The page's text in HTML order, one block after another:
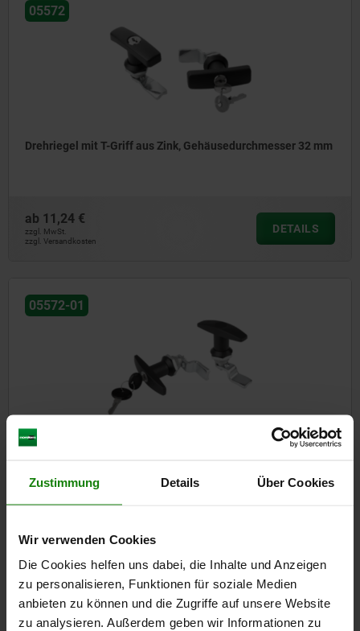
Zustimmung Details Über Cookies
Wir verwenden Cookies
Die Cookies helfen uns dabei, die Inhalte und Anzeigen
zu personalisieren, Funktionen für soziale Medien
anbieten zu können und die Zugriffe auf unsere Website
zu analysieren. Außerdem geben wir Informationen zu
05572
Drehriegel mit T-Griff aus Zink, Gehäusedurchmesser 32 mm
ab 11,24 €
zzgl. MwSt.
zzgl. Versandkosten
DETAILS
05572-01
Drehriegel mit T-Griff
zzgl. Versandkosten
05573